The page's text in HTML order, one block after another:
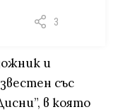
3
и
със
в която